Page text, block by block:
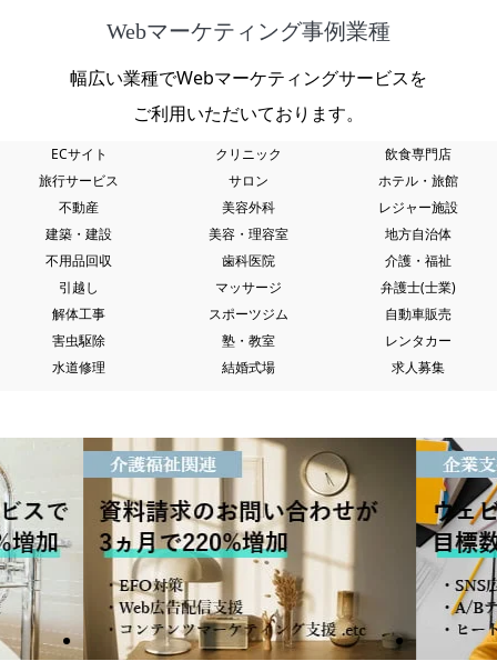
Webマーケティング事例業種
幅広い業種でWebマーケティングサービスを
ご利用いただいております。
ECサイト
旅行サービス
不動産
建築・建設
不用品回収
引越し
解体工事
害虫駆除
水道修理
クリニック
サロン
美容外科
美容・理容室
歯科医院
マッサージ
スポーツジム
塾・教室
結婚式場
飲食専門店
ホテル・旅館
レジャー施設
地方自治体
介護・福祉
弁護士(士業)
自動車販売
レンタカー
求人募集